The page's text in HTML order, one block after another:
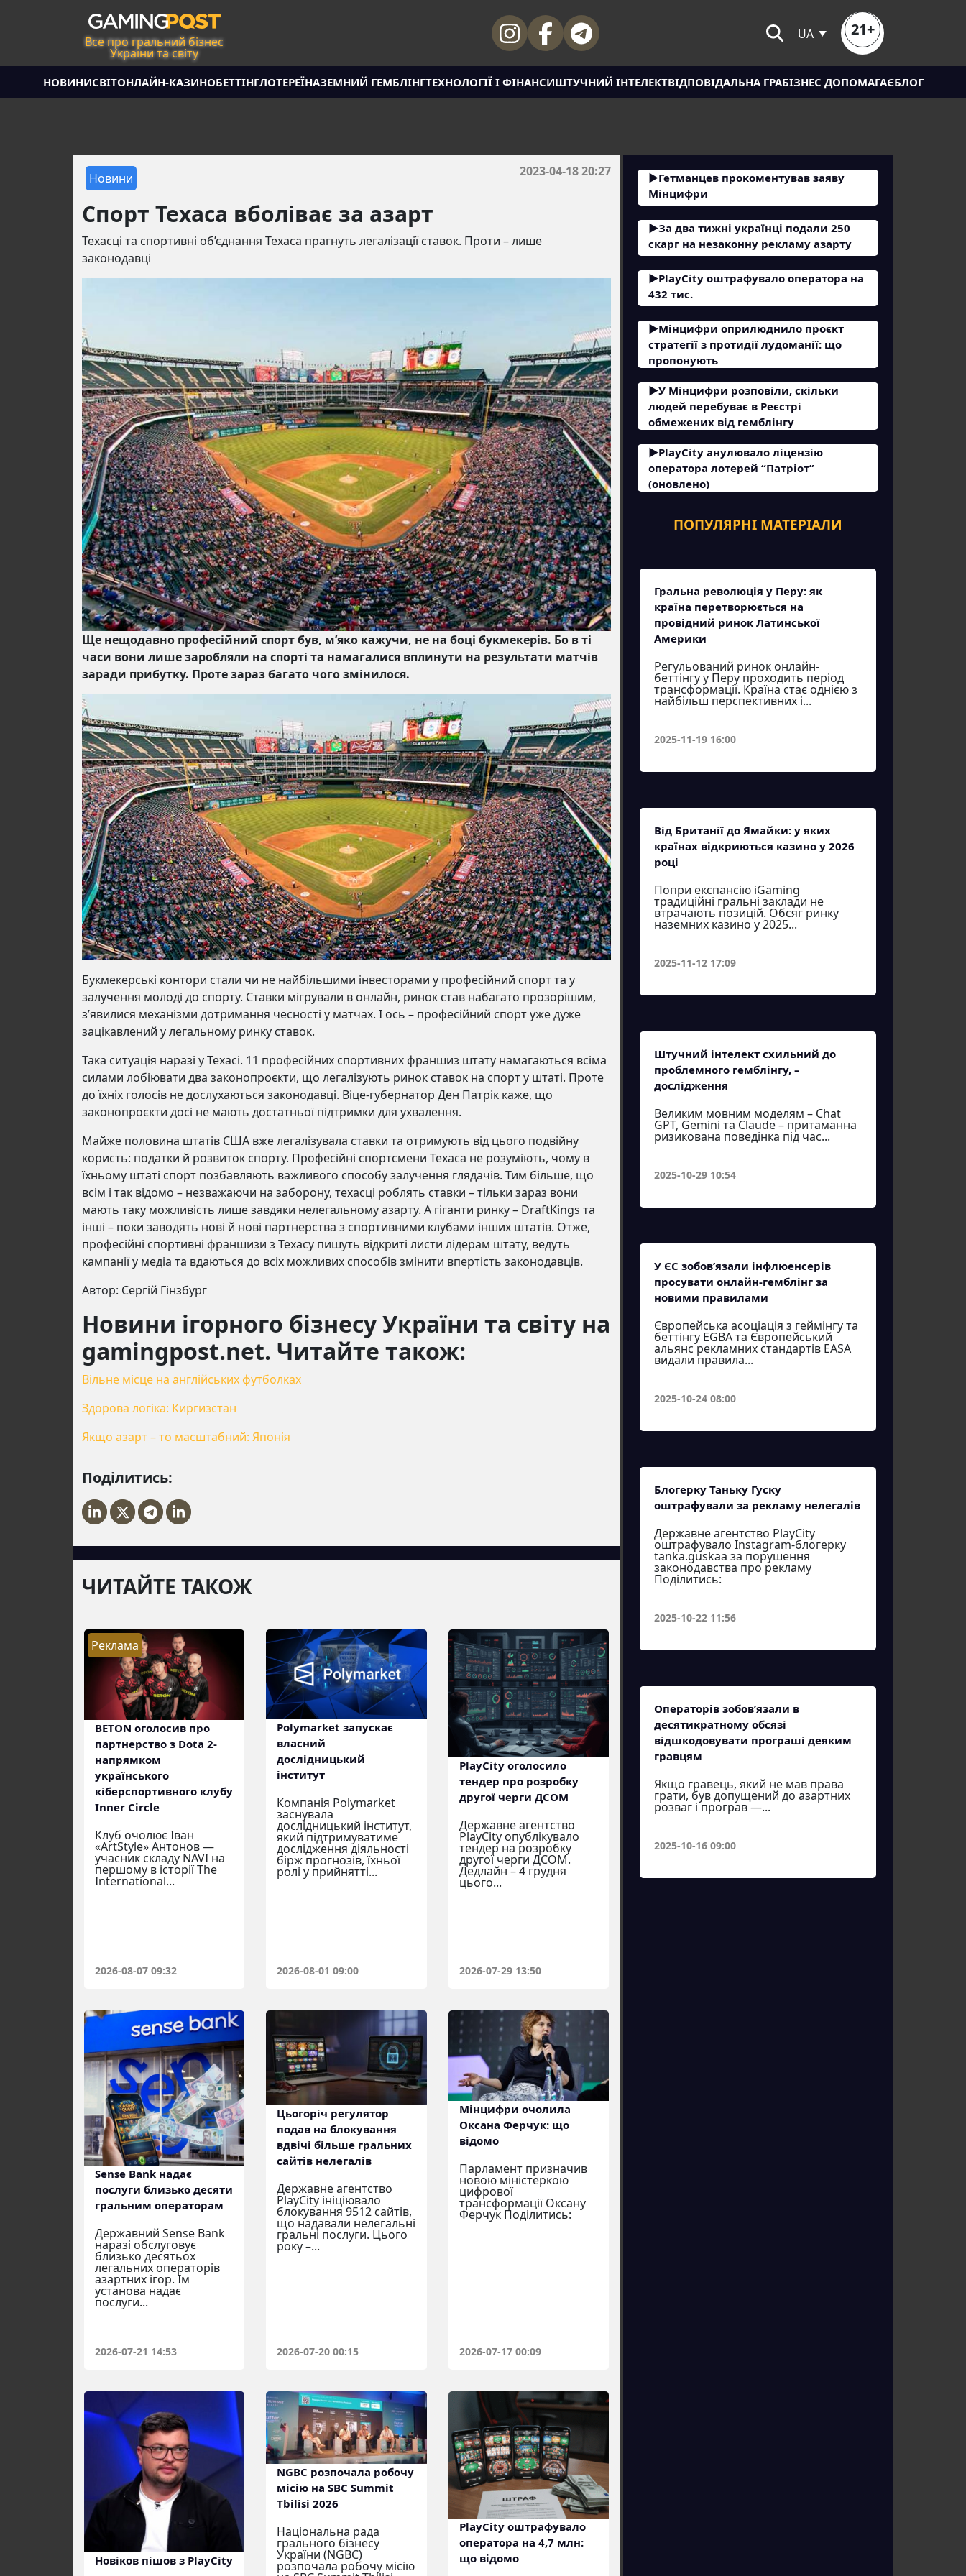
Все про гральний бізнес
України та світу
UA 21+
НОВИНИСВІТОНЛАЙН-КАЗИНОБЕТТІНГЛОТЕРЕЇНАЗЕМНИЙ ГЕМБЛІНГТЕХНОЛОГІЇ І ФІНАНСИШТУЧНИЙ ІНТЕЛЕКТВІДПОВІДАЛЬНА ГРАБІЗНЕС ДОПОМАГАЄБЛОГ
Новини 2023-04-18 20:27
Спорт Техаса вболіває за азарт
Техасці та спортивні об’єднання Техаса прагнуть легалізації ставок. Проти – лише
законодавці
Ще нещодавно професійний спорт був, м’яко кажучи, не на боці букмекерів. Бо в ті
часи вони лише заробляли на спорті та намагалися вплинути на результати матчів
заради прибутку. Проте зараз багато чого змінилося.
Букмекерські контори стали чи не найбільшими інвесторами у професійний спорт та у
залучення молоді до спорту. Ставки мігрували в онлайн, ринок став набагато прозорішим,
з’явилися механізми дотримання чесності у матчах. І ось – професійний спорт уже дуже
зацікавлений у легальному ринку ставок.
Така ситуація наразі у Техасі. 11 професійних спортивних франшиз штату намагаються всіма
силами лобіювати два законопроєкти, що легалізують ринок ставок на спорт у штаті. Проте
до їхніх голосів не дослухаються законодавці. Віце-губернатор Ден Патрік каже, що
законопроєкти досі не мають достатньої підтримки для ухвалення.
Майже половина штатів США вже легалізувала ставки та отримують від цього подвійну
користь: податки й розвиток спорту. Професійні спортсмени Техаса не розуміють, чому в
їхньому штаті спорт позбавляють важливого способу залучення глядачів. Тим більше, що
всім і так відомо – незважаючи на заборону, техасці роблять ставки – тільки зараз вони
мають таку можливість лише завдяки нелегальному азарту. А гіганти ринку – DraftKings та
інші – поки заводять нові й нові партнерства з спортивними клубами інших штатів. Отже,
професійні спортивні франшизи з Техасу пишуть відкриті листи лідерам штату, ведуть
кампанії у медіа та вдаються до всіх можливих способів змінити впертість законодавців.
Автор: Сергій Гінзбург
Новини ігорного бізнесу України та світу на
gamingpost.net. Читайте також:
Вільне місце на англійських футболках
Здорова логіка: Киргизстан
Якщо азарт – то масштабний: Японія
Поділитись:
ЧИТАЙТЕ ТАКОЖ
Реклама
BETON оголосив про
партнерство з Dota 2-
напрямком
українського
кіберспортивного клубу
Inner Circle
Клуб очолює Іван
«ArtStyle» Антонов —
учасник складу NAVI на
першому в історії The
International...
2026-08-07 09:32
Polymarket запускає
власний
дослідницький
інститут
Компанія Polymarket
заснувала
дослідницький інститут,
який підтримуватиме
дослідження діяльності
бірж прогнозів, їхньої
ролі у прийнятті...
2026-08-01 09:00
PlayCity оголосило
тендер про розробку
другої черги ДСОМ
Державне агентство
PlayCity опублікувало
тендер на розробку
другої черги ДСОМ.
Дедлайн – 4 грудня
цього...
2026-07-29 13:50
Sense Bank надає
послуги близько десяти
гральним операторам
Державний Sense Bank
наразі обслуговує
близько десятьох
легальних операторів
азартних ігор. Їм
установа надає
послуги...
2026-07-21 14:53
Цьогоріч регулятор
подав на блокування
вдвічі більше гральних
сайтів нелегалів
Державне агентство
PlayCity ініціювало
блокування 9512 сайтів,
що надавали нелегальні
гральні послуги. Цього
року –...
2026-07-20 00:15
Мінцифри очолила
Оксана Ферчук: що
відомо
Парламент призначив
новою міністеркою
цифрової
трансформації Оксану
Ферчук Поділитись:
2026-07-17 00:09
Новіков пішов з PlayCity
NGBC розпочала робочу
місію на SBC Summit
Tbilisi 2026
Національна рада
грального бізнесу
України (NGBC)
розпочала робочу місію
PlayCity оштрафувало
оператора на 4,7 млн:
що відомо
Гетманцев прокоментував заяву
Мінцифри
За два тижні українці подали 250
скарг на незаконну рекламу азарту
PlayCity оштрафувало оператора на
432 тис.
Мінцифри оприлюднило проєкт
стратегії з протидії лудоманії: що
пропонують
У Мінцифри розповіли, скільки
людей перебуває в Реєстрі
обмежених від гемблінгу
PlayCity анулювало ліцензію
оператора лотерей “Патріот”
(оновлено)
ПОПУЛЯРНІ МАТЕРІАЛИ
Гральна революція у Перу: як
країна перетворюється на
провідний ринок Латинської
Америки
Регульований ринок онлайн-
беттінгу у Перу проходить період
трансформації. Країна стає однією з
найбільш перспективних і...
2025-11-19 16:00
Від Британії до Ямайки: у яких
країнах відкриються казино у 2026
році
Попри експансію iGaming
традиційні гральні заклади не
втрачають позицій. Обсяг ринку
наземних казино у 2025...
2025-11-12 17:09
Штучний інтелект схильний до
проблемного гемблінгу, –
дослідження
Великим мовним моделям – Chat
GPT, Gemini та Claude – притаманна
ризикована поведінка під час...
2025-10-29 10:54
У ЄС зобов’язали інфлюенсерів
просувати онлайн-гемблінг за
новими правилами
Європейська асоціація з геймінгу та
беттінгу EGBA та Європейський
альянс рекламних стандартів EASA
видали правила...
2025-10-24 08:00
Блогерку Таньку Гуску
оштрафували за рекламу нелегалів
Державне агентство PlayCity
оштрафувало Instagram-блогерку
tanka.guskaa за порушення
законодавства про рекламу
Поділитись:
2025-10-22 11:56
Операторів зобов’язали в
десятикратному обсязі
відшкодовувати програші деяким
гравцям
Якщо гравець, який не мав права
грати, був допущений до азартних
розваг і програв —...
2025-10-16 09:00